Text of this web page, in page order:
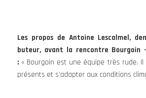
Les propos de Antoine Lescalmel,
buteur, avant la rencontre Bourgoin
: « Bourgoin est une équipe très rude.
présents et s’adapter aux conditions